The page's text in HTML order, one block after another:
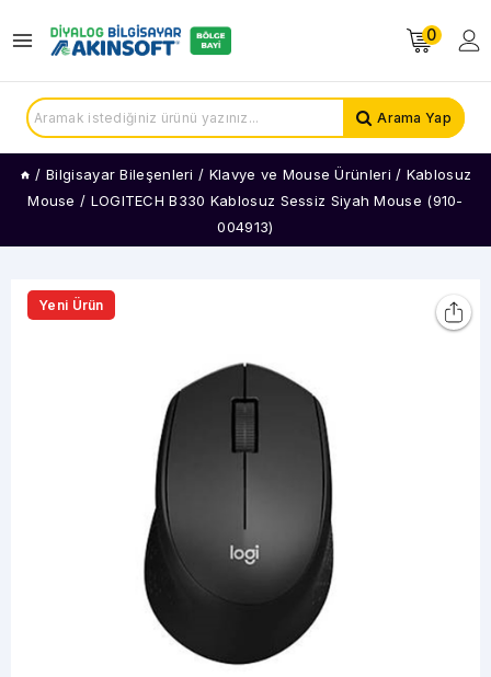
0
Arama Yap
/ Bilgisayar Bileşenleri / Klavye ve Mouse Ürünleri / Kablosuz
Mouse / LOGITECH B330 Kablosuz Sessiz Siyah Mouse (910-
004913)
Yeni Ürün